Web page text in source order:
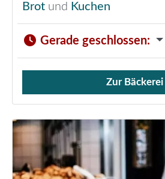
Brot und Kuchen
Gerade geschlossen:
Verkauf von Brötchen,
Zur Bäckerei